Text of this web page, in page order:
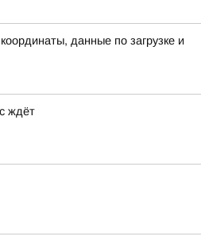
данные по загрузке и
ждёт